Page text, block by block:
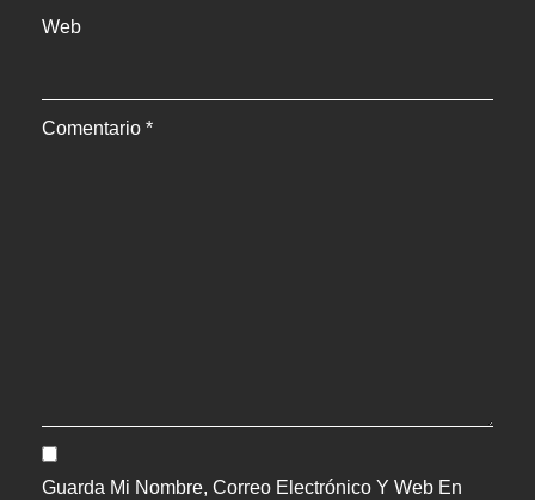
Web
Comentario *
Guarda Mi Nombre, Correo Electrónico Y Web En